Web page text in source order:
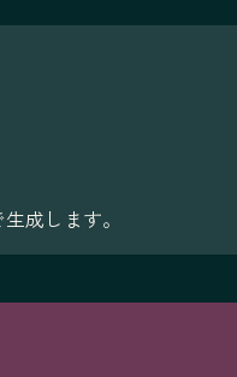
成します。